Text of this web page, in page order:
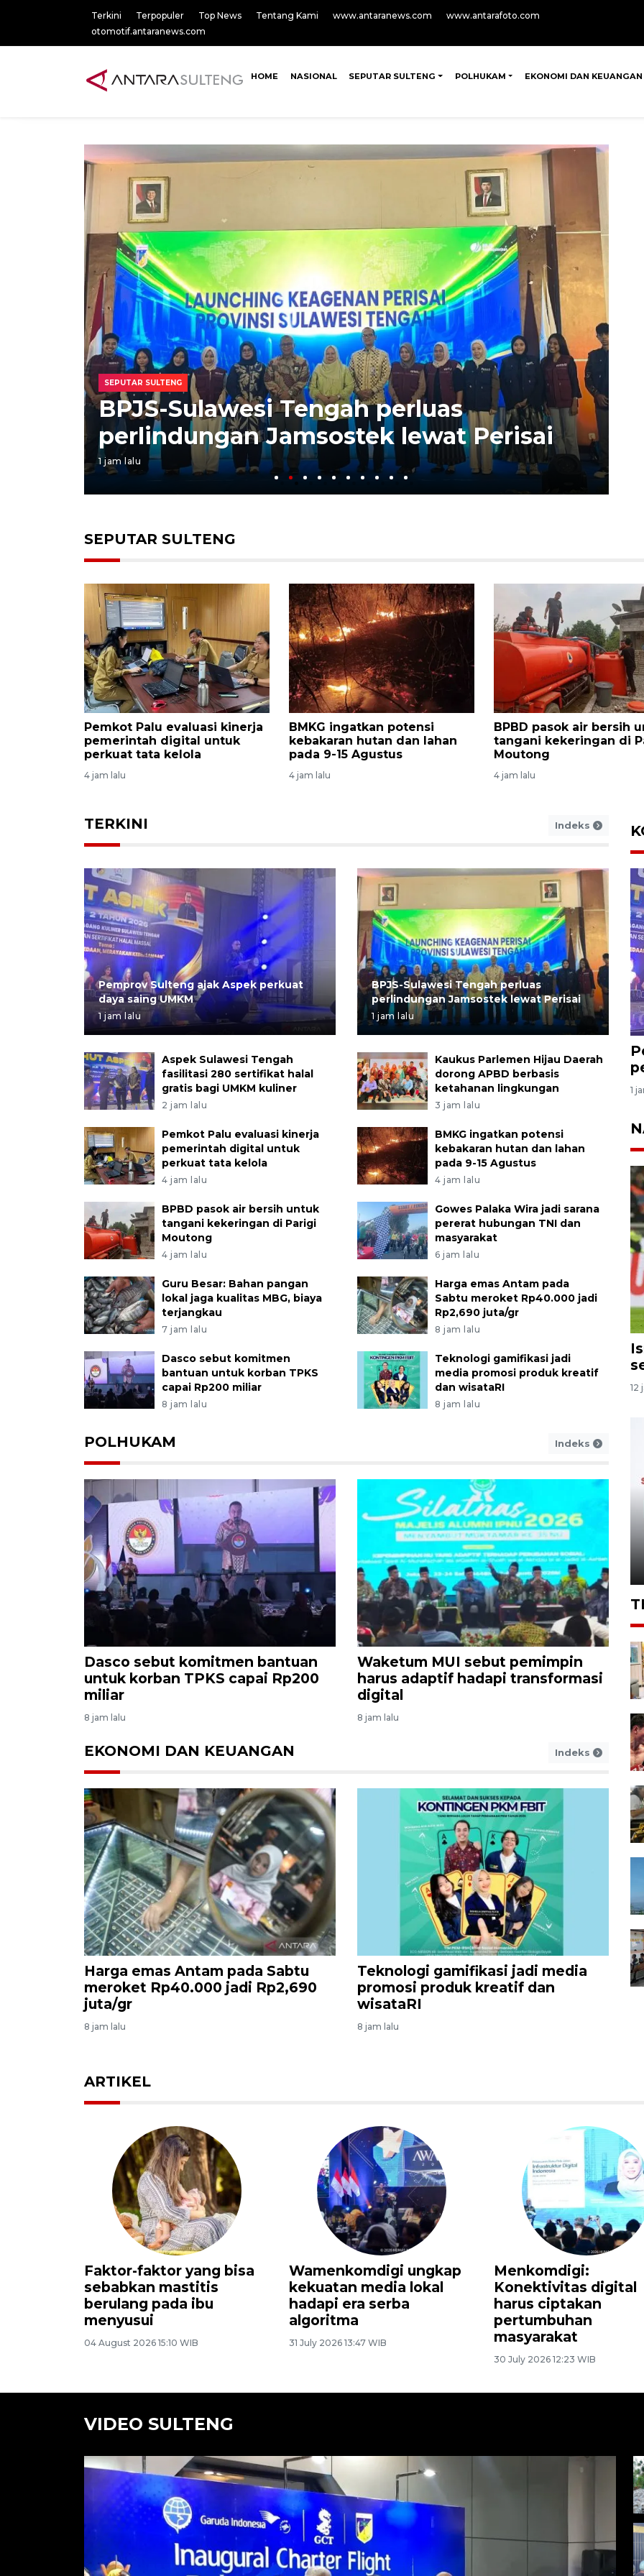
Terkini Terpopuler Top News Tentang Kami www.antaranews.com
www.antarafoto.com
otomotif.antaranews.com
HOME NASIONAL SEPUTAR SULTENG POLHUKAM EKONOMI DAN KEUANGAN
SEPUTAR SULTENG
BPJS-Sulawesi Tengah perluas
perlindungan Jamsostek lewat Perisai
1 jam lalu
SEPUTAR SULTENG
Kemenkum Sulteng catat
84.374 layanan administrasi
hukum umum hingga Juli
Solidaritas Perempuan Palu
dampingi pekerja migran Sigi
terkait pelanggaran hak
23 jam lalu
Pembangunan hunian
sementara di Palolo
Nokilalaki Sigi rampung
TERKINI Indeks
Pemprov Sulteng ajak Aspek perkuat
daya saing UMKM
1 jam lalu
BPJS-Sulawesi Tengah perluas
perlindungan Jamsostek lewat Perisai
1 jam lalu
Aspek Sulawesi Tengah
fasilitasi 280 sertifikat halal
gratis bagi UMKM kuliner
2 jam lalu
Kaukus Parlemen Hijau Daerah
dorong APBD berbasis
ketahanan lingkungan
3 jam lalu
Pemkot Palu evaluasi kinerja
pemerintah digital untuk
perkuat tata kelola
4 jam lalu
BMKG ingatkan potensi
kebakaran hutan dan lahan
pada 9-15 Agustus
4 jam lalu
BPBD pasok air bersih untuk
tangani kekeringan di Parigi
Moutong
4 jam lalu
Gowes Palaka Wira jadi sarana
pererat hubungan TNI dan
masyarakat
6 jam lalu
Guru Besar: Bahan pangan
lokal jaga kualitas MBG, biaya
terjangkau
7 jam lalu
Harga emas Antam pada
Sabtu meroket Rp40.000 jadi
Rp2,690 juta/gr
8 jam lalu
Dasco sebut komitmen
bantuan untuk korban TPKS
capai Rp200 miliar
8 jam lalu
Teknologi gamifikasi jadi
media promosi produk kreatif
dan wisataRI
8 jam lalu
POLHUKAM Indeks
Dasco sebut komitmen bantuan
untuk korban TPKS capai Rp200
miliar
8 jam lalu
Waketum MUI sebut pemimpin
harus adaptif hadapi transformasi
digital
8 jam lalu
EKONOMI DAN KEUANGAN Indeks
Harga emas Antam pada Sabtu
meroket Rp40.000 jadi Rp2,690
juta/gr
8 jam lalu
Teknologi gamifikasi jadi media
promosi produk kreatif dan
wisataRI
8 jam lalu
1
12
ARTIKEL
Menjaga saluran cerna
anak demi tumbuh
kembang optimal
27 July 2026 9:49 WIB
Downtime sering jadi
kendala IT yang gunakan
sistem digital
27 July 2026 8:12 WIB
Hal yang perlu
diperhatikan dalam
mengurus lansia
25 July 2026 16:53 WIB
VIDEO SULTENG